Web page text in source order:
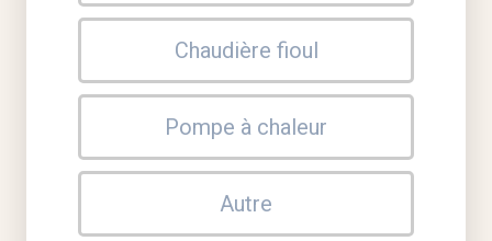
Chaudière fioul
Pompe à chaleur
Autre